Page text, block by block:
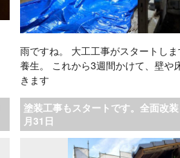
雨ですね。 大工工事がスタートしま
養生。 これから3週間かけて、壁や
きます
塗装工事もスタートです。全面改
月31日